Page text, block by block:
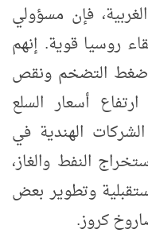
فإن مسؤولي
روسيا قوية. إنهم
ضغط التضخم ونقص
أسعار السلع
الهندية في
النفط والغاز،
وتطوير بعض
كروز.